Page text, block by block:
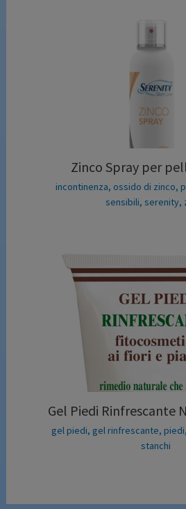
Zinco Spray per
incontinenza, ossido di zinco,
sensibili, serenity,
Gel Piedi Rinfrescante
gel piedi, gel rinfrescante, piedi,
stanchi